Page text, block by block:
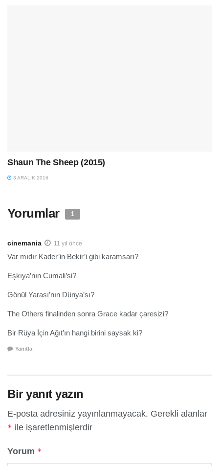
Shaun The Sheep (2015)
3 ARALIK 2016
Yorumlar 1
cinemania 11 yıl önce
Var mıdır Kader’in Bekir’i gibi karamsarı?
Eşkıya’nın Cumali’si?
Gönül Yarası’nın Dünya’sı?
The Others finalinden sonra Grace kadar çaresizi?
Bir Rüya İçin Ağıt’ın hangi birini saysak ki?
Yanıtla
Bir yanıt yazın
E-posta adresiniz yayınlanmayacak. Gerekli alanlar
* ile işaretlenmişlerdir
Yorum *